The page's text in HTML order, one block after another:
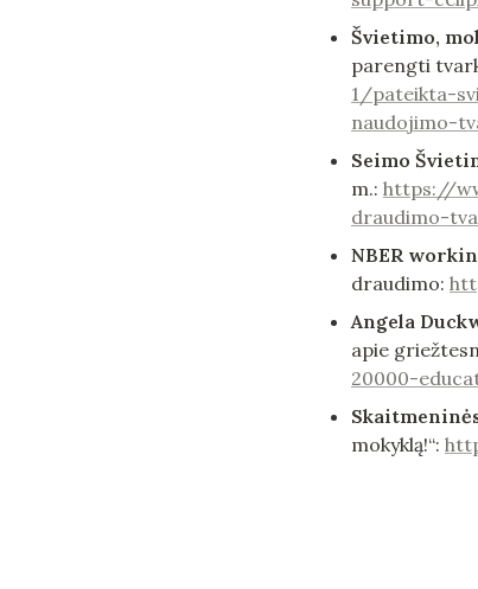
Švietimo,
parengti
1/pateikta-
naudojimo-
Seimo
m.: https://
draudimo-
NBER
draudimo:
Angela
apie
20000-
mokyklą!“: